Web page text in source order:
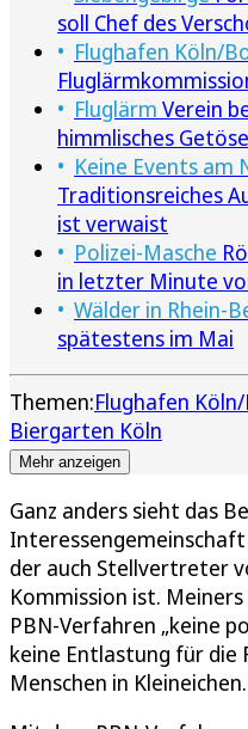
soll Chef des
Flughafen Köln/
Fluglärm Verein
himmlisches
Keine Events am
Traditionsreiches
ist verwaist
Polizei-Masche
in letzter Minute
Wälder in Rhein-
spätestens im Mai
Themen:Flughafen
Biergarten Köln
Mehr anzeigen
Ganz anders sieht das
der auch Stellvertreter
Kommission ist.
PBN-Verfahren „keine
keine Entlastung für die
Menschen in Kleineichen.